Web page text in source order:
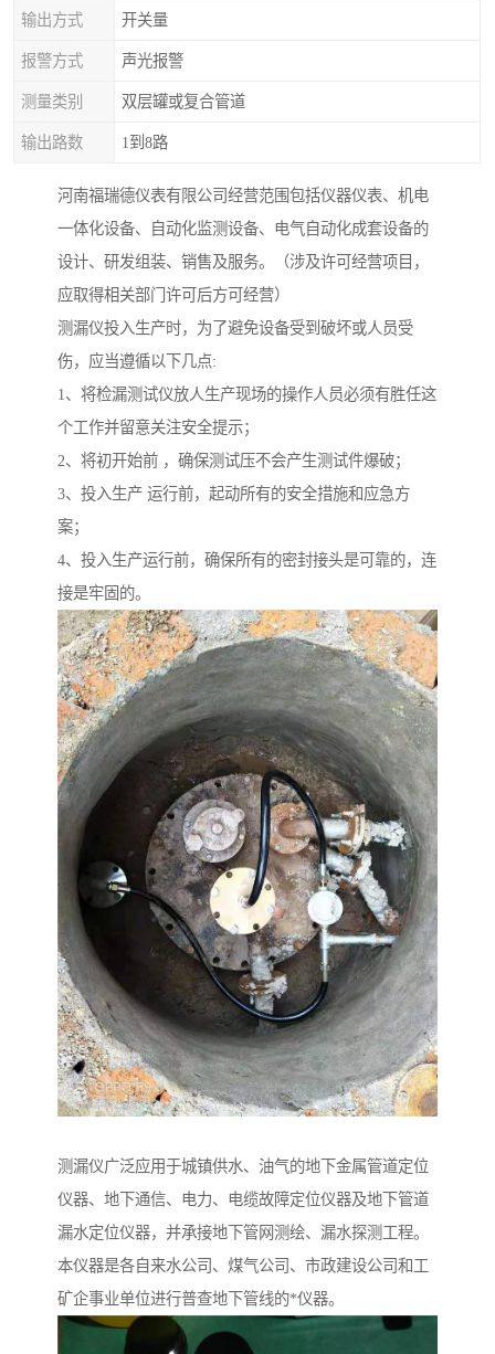
输出方式 开关量
报警方式 声光报警
测量类别 双层罐或复合管道
输出路数 1到8路
河南福瑞德仪表有限公司经营范围包括仪器仪表、机电
一体化设备、自动化监测设备、电气自动化成套设备的
设计、研发组装、销售及服务。（涉及许可经营项目，
应取得相关部门许可后方可经营）
测漏仪投入生产时，为了避免设备受到破坏或人员受
伤，应当遵循以下几点:
1、将检漏测试仪放人生产现场的操作人员必须有胜任这
个工作并留意关注安全提示；
2、将初开始前 ，确保测试压不会产生测试件爆破；
3、投入生产 运行前，起动所有的安全措施和应急方
案；
4、投入生产运行前，确保所有的密封接头是可靠的，连
接是牢固的。
测漏仪广泛应用于城镇供水、油气的地下金属管道定位
仪器、地下通信、电力、电缆故障定位仪器及地下管道
漏水定位仪器，并承接地下管网测绘、漏水探测工程。
本仪器是各自来水公司、煤气公司、市政建设公司和工
矿企事业单位进行普查地下管线的*仪器。